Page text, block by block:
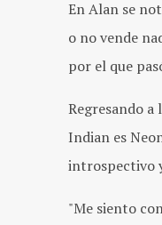
En Alan se
o no vende
por el que
Regresando a
Indian es
introspectivo
"Me siento